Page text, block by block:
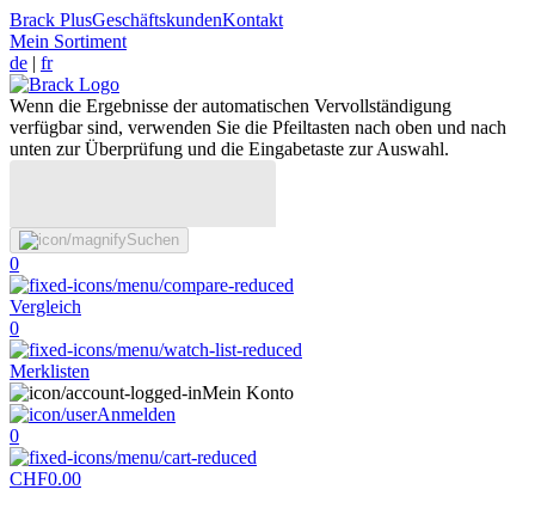
Brack PlusGeschäftskundenKontakt
Mein Sortiment
de | fr
Wenn die Ergebnisse der automatischen Vervollständigung
verfügbar sind, verwenden Sie die Pfeiltasten nach oben und nach
unten zur Überprüfung und die Eingabetaste zur Auswahl.
Suchen
0
Vergleich
0
Merklisten
Mein Konto
Anmelden
0
CHF0.00